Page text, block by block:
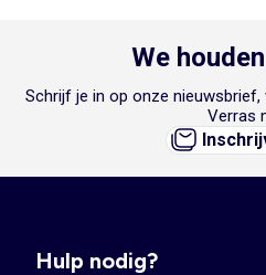
We
Schrijf je in op onze
Verras
Hulp nodig?